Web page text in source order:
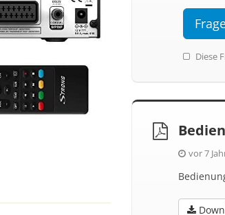
Diese
vor 7